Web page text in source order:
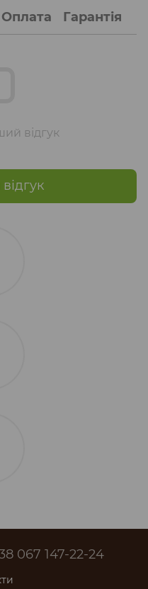
Оплата Гарантія
відгук
067 147-22-24